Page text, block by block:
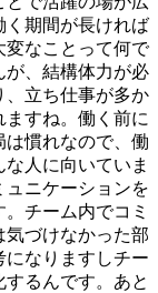
く期間が長ければ
変なことって何で
が、結構体力が必
、立ち仕事が多か
すね。働く前に
は慣れなので、働
人に向いていま
ニケーションを
チーム内でコミ
気づけなかった部
なりますしチー
るんです。あと